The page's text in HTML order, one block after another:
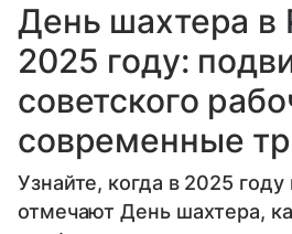
День шахтера в
2025 году:
советского
современные
Узнайте, когда в 2025 году
отмечают День шахтера,